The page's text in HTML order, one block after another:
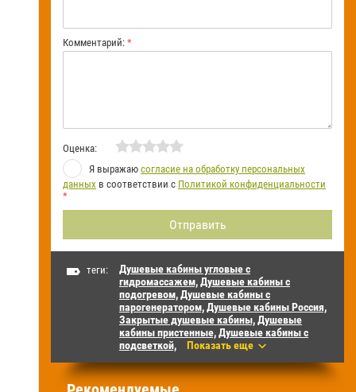
Комментарий: *
Оценка:
Я выражаю согласие на обработку персональных
данных в соответствии с Политикой конфиденциальности
*
теги:
Душевые кабины угловые с
гидромассажем,Душевые кабины с
подогревом,Душевые кабины с
парогенератором,Душевые кабины Россия,
Закрытые душевые кабины,Душевые
кабины пристенные,Душевые кабины с
подсветкой,
Показать еще